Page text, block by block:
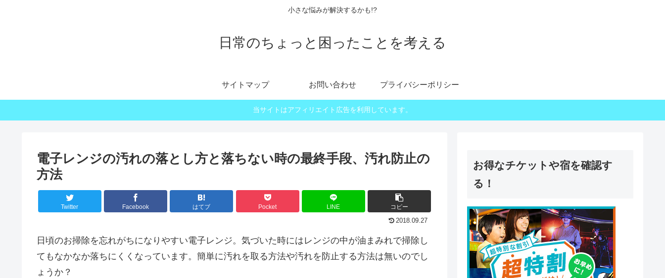
小さな悩みが解決するかも!?
日常のちょっと困ったことを考える
サイトマップ お問い合わせ プライバシーポリシー
当サイトはアフィリエイト広告を利用しています。
電子レンジの汚れの落とし方と落ちない時の最終手段、汚れ防止の
方法
Twitter Facebook はてブ Pocket LINE コピー
2018.09.27
日頃のお掃除を忘れがちになりやすい電子レンジ。気づいた時にはレンジの中が油まみれで掃除し
てもなかなか落ちにくくなっています。簡単に汚れを取る方法や汚れを防止する方法は無いのでし
ょうか？
お得なチケットや宿を確認す
る！